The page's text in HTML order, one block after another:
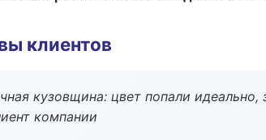
клиентов
кузовщина: цвет попали
компании